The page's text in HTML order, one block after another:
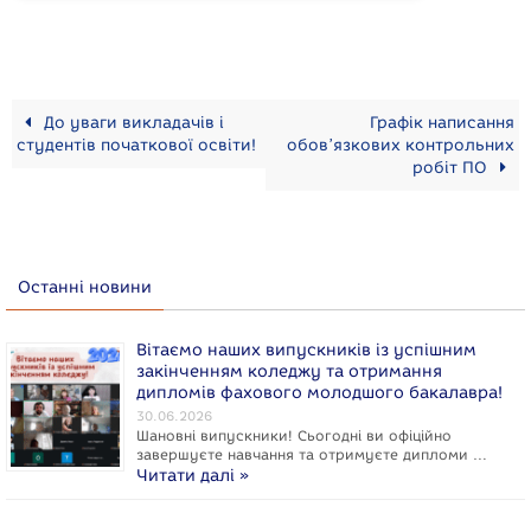
До уваги викладачів і
студентів початкової освіти!
Графік написання
обов’язкових контрольних
робіт ПО
Останні новини
Вітаємо наших випускників із успішним
закінченням коледжу та отримання
дипломів фахового молодшого бакалавра!
30.06.2026
Шановні випускники! Сьогодні ви офіційно
завершуєте навчання та отримуєте дипломи …
Читати далі »